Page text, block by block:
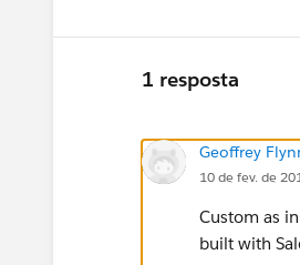
1 resposta
Geoffrey
10 de fev. de
Custom as
built with